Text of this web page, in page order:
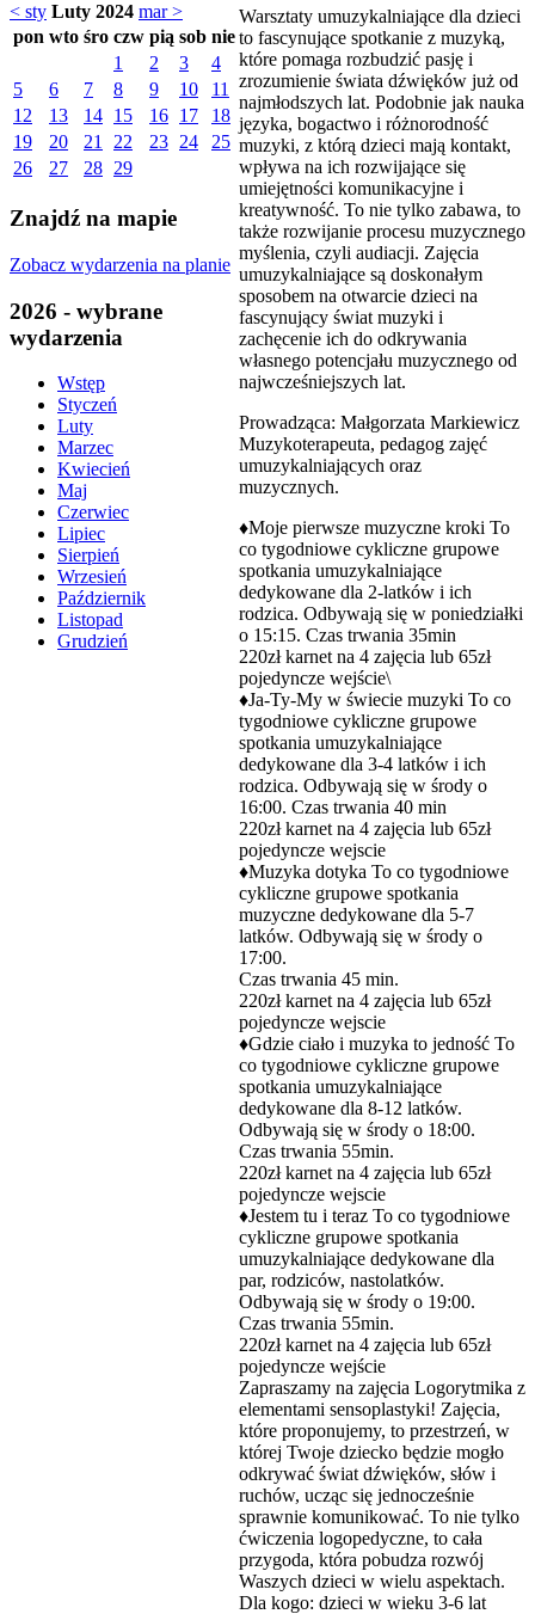
< sty Luty 2024 mar >
pon wto śro czw pią sob nie
1
2 3
4
5
6 7 8 9 10
11
12
13 14 15 16 17
18
19
20 21 22 23 24
25
26
27 28 29
Znajdź na mapie
Zobacz wydarzenia na planie
2026 - wybrane
wydarzenia
Wstęp
Styczeń
Luty
Marzec
Kwiecień
Maj
Czerwiec
Lipiec
Sierpień
Wrzesień
Październik
Listopad
Grudzień
Warsztaty umuzykalniające dla dzieci
to fascynujące spotkanie z muzyką,
które pomaga rozbudzić pasję i
zrozumienie świata dźwięków już od
najmłodszych lat. Podobnie jak nauka
języka, bogactwo i różnorodność
muzyki, z którą dzieci mają kontakt,
wpływa na ich rozwijające się
umiejętności komunikacyjne i
kreatywność. To nie tylko zabawa, to
także rozwijanie procesu muzycznego
myślenia, czyli audiacji. Zajęcia
umuzykalniające są doskonałym
sposobem na otwarcie dzieci na
fascynujący świat muzyki i
zachęcenie ich do odkrywania
własnego potencjału muzycznego od
najwcześniejszych lat.
Prowadząca: Małgorzata Markiewicz
Muzykoterapeuta, pedagog zajęć
umuzykalniających oraz
muzycznych.
♦️Moje pierwsze muzyczne kroki To
co tygodniowe cykliczne grupowe
spotkania umuzykalniające
dedykowane dla 2-latków i ich
rodzica. Odbywają się w poniedziałki
o 15:15. Czas trwania 35min
220zł karnet na 4 zajęcia lub 65zł
pojedyncze wejście\
♦️Ja-Ty-My w świecie muzyki To co
tygodniowe cykliczne grupowe
spotkania umuzykalniające
dedykowane dla 3-4 latków i ich
rodzica. Odbywają się w środy o
16:00. Czas trwania 40 min
220zł karnet na 4 zajęcia lub 65zł
pojedyncze wejscie
♦️Muzyka dotyka To co tygodniowe
cykliczne grupowe spotkania
muzyczne dedykowane dla 5-7
latków. Odbywają się w środy o
17:00.
Czas trwania 45 min.
220zł karnet na 4 zajęcia lub 65zł
pojedyncze wejscie
♦️Gdzie ciało i muzyka to jedność To
co tygodniowe cykliczne grupowe
spotkania umuzykalniające
dedykowane dla 8-12 latków.
Odbywają się w środy o 18:00.
Czas trwania 55min.
220zł karnet na 4 zajęcia lub 65zł
pojedyncze wejscie
♦️Jestem tu i teraz To co tygodniowe
cykliczne grupowe spotkania
umuzykalniające dedykowane dla
par, rodziców, nastolatków.
Odbywają się w środy o 19:00.
Czas trwania 55min.
220zł karnet na 4 zajęcia lub 65zł
pojedyncze wejście
Zapraszamy na zajęcia Logorytmika z
elementami sensoplastyki! Zajęcia,
które proponujemy, to przestrzeń, w
której Twoje dziecko będzie mogło
odkrywać świat dźwięków, słów i
ruchów, ucząc się jednocześnie
sprawnie komunikować. To nie tylko
ćwiczenia logopedyczne, to cała
przygoda, która pobudza rozwój
Waszych dzieci w wielu aspektach.
Dla kogo: dzieci w wieku 3-6 lat